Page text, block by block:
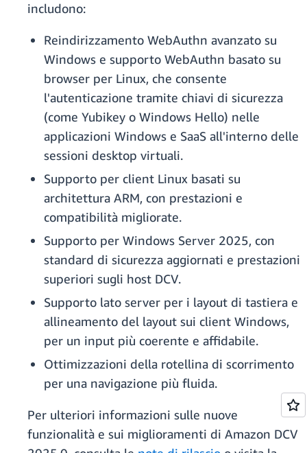
includono:
Reindirizzamento WebAuthn avanzato su
Windows e supporto WebAuthn basato su
browser per Linux, che consente
l'autenticazione tramite chiavi di sicurezza
(come Yubikey o Windows Hello) nelle
applicazioni Windows e SaaS all'interno delle
sessioni desktop virtuali.
Supporto per client Linux basati su
architettura ARM, con prestazioni e
compatibilità migliorate.
Supporto per Windows Server 2025, con
standard di sicurezza aggiornati e prestazioni
superiori sugli host DCV.
Supporto lato server per i layout di tastiera e
allineamento del layout sui client Windows,
per un input più coerente e affidabile.
Ottimizzazioni della rotellina di scorrimento
per una navigazione più fluida.
Per ulteriori informazioni sulle nuove
funzionalità e sui miglioramenti di Amazon DCV